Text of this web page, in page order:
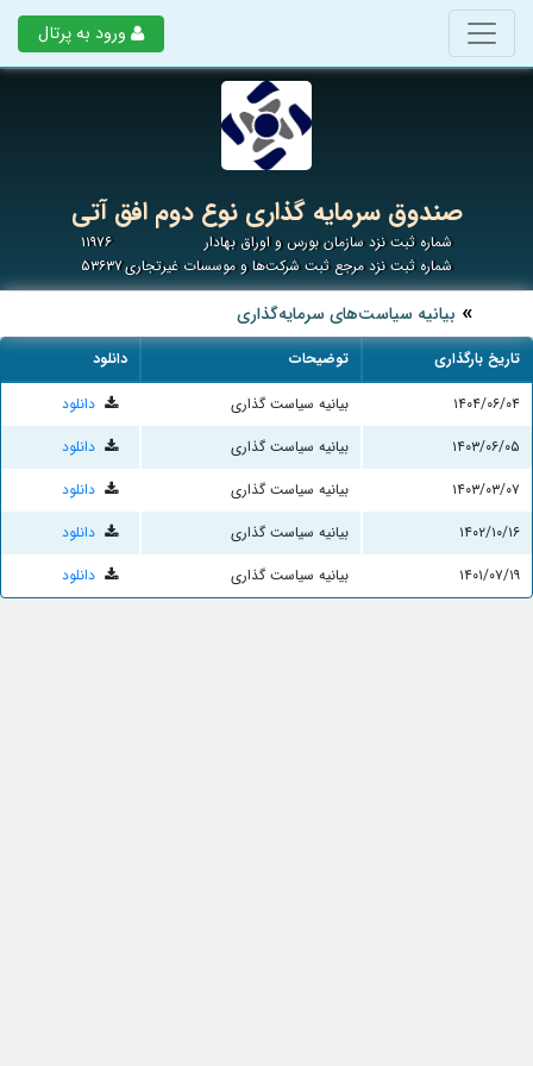
ورود به پرتال
صندوق سرمایه گذاری نوع دوم افق آتی
شماره ثبت نزد سازمان بورس و اوراق بهادار
۱۱۹۷۶
شماره ثبت نزد مرجع ثبت شرکت‌ها و موسسات غیرتجاری۵۳۶۳۷
بیانیه سیاست‌های سرمایه‌گذاری
تاریخ بارگذاری توضیحات
دانلود
۱۴۰۴/۰۶/۰۴
بیانیه سیاست گذاری
دانلود
۱۴۰۳/۰۶/۰۵
بیانیه سیاست گذاری
دانلود
۱۴۰۳/۰۳/۰۷
بیانیه سیاست گذاری
دانلود
۱۴۰۲/۱۰/۱۶
بیانیه سیاست گذاری
دانلود
۱۴۰۱/۰۷/۱۹
بیانیه سیاست گذاری دانلود